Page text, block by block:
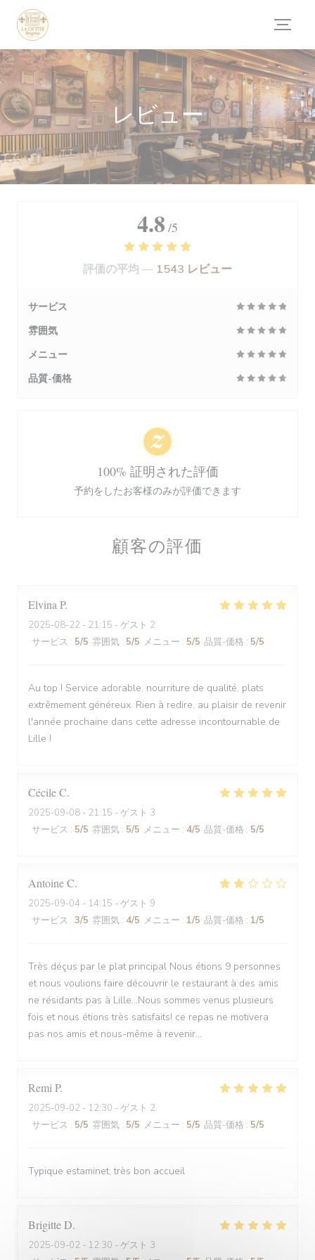
クッキー利用の管理について
レビュー
顧客の評価
Elvina P
2025-08-22 - 21:15 - ゲスト 2
サービス : 5/5 雰囲気 : 5/5 メニュー : 5/5 品質-価格 : 5/5
Au top ! Service adorable, nourriture de qualité, plats
extrêmement généreux. Rien à redire, au plaisir de revenir
l'année prochaine dans cette adresse incontournable de
Lille !
CécileC
2025-09-08 - 21:15 - ゲスト 3
サービス : 5/5 雰囲気 : 5/5 メニュー : 4/5 品質-価格 : 5/5
AntoineC
2025-09-04 - 14:15 - ゲスト 9
サービス : 3/5 雰囲気 : 4/5 メニュー : 1/5 品質-価格 : 1/5
Très déçus par le plat principal Nous étions 9 personnes
et nous voulions faire découvrir le restaurant à des amis
ne résidants pas à Lille...Nous sommes venus plusieurs
fois et nous étions très satisfaits! ce repas ne motivera
pas nos amis et nous-même à revenir...
Remi P
2025-09-02 - 12:30 - ゲスト 2
サービス : 5/5 雰囲気 : 5/5 メニュー : 5/5 品質-価格 : 5/5
Typique estaminet, très bon accueil
BrigitteD
2025-09-02 - 12:30 - ゲスト 3
4.8 /5
評価の平均 — 1543 レビュー
サービス
雰囲気
メニュー
品質-価格
100% 証明された評価
予約をしたお客様のみが評価できます